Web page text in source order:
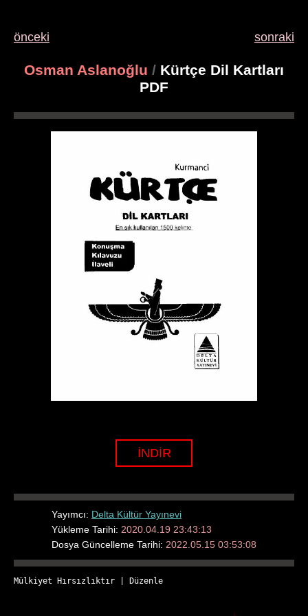
önceki sonraki
Osman Aslanoğlu / Kürtçe Dil Kartları
PDF
İNDİR
Yayımcı: Delta Kültür Yayınevi
Yükleme Tarihi: 2020.04.19 23:43:13
Dosya Güncelleme Tarihi: 2022.05.15 03:53:08
Mülkiyet Hırsızlıktır Düzenle